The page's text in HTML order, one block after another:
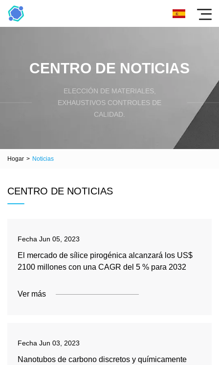
CENTRO DE NOTICIAS
ELECCIÓN DE MATERIALES,
EXHAUSTIVOS CONTROLES DE
CALIDAD.
Hogar > Noticias
CENTRO DE NOTICIAS
Fecha Jun 05, 2023
El mercado de sílice pirogénica alcanzará los US$
2100 millones con una CAGR del 5 % para 2032
Ver más
Fecha Jun 03, 2023
Nanotubos de carbono discretos y químicamente